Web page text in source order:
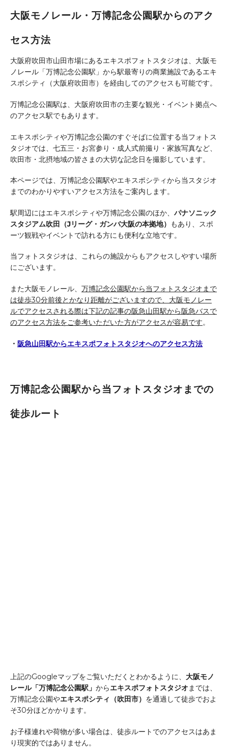
大阪モノレール・万博記念公園駅からのアク
セス方法
大阪府吹田市山田市場にあるエキスポフォトスタジオは、大阪モ
ノレール「万博記念公園駅」から駅最寄りの商業施設であるエキ
スポシティ（大阪府吹田市）を経由してのアクセスも可能です。
万博記念公園駅は、大阪府吹田市の主要な観光・イベント拠点へ
のアクセス駅でもあります。
エキスポシティや万博記念公園のすぐそばに位置する当フォトス
タジオでは、七五三・お宮参り・成人式前撮り・家族写真など、
吹田市・北摂地域の皆さまの大切な記念日を撮影しています。
本ページでは、万博記念公園駅やエキスポシティから当スタジオ
までのわかりやすいアクセス方法をご案内します。
駅周辺にはエキスポシティや万博記念公園のほか、 パナソニック
スタジアム吹田（Jリーグ・ガンバ大阪の本拠地） もあり、スポ
ーツ観戦やイベントで訪れる方にも便利な立地です。
当フォトスタジオは、これらの施設からもアクセスしやすい場所
にございます。
また大阪モノレール、 万博記念公園駅から当フォトスタジオまで
は徒歩30分前後とかなり距離がございますので、大阪モノレー
ルでアクセスされる際は下記の記事の阪急山田駅から阪急バスで
のアクセス方法をご参考いただいた方がアクセスが容易です。
・ 阪急山田駅からエキスポフォトスタジオへのアクセス方法
万博記念公園駅から当フォトスタジオまでの
徒歩ルート
上記のGoogleマップをご覧いただくとわかるように、 大阪モノ
レール「万博記念公園駅」 からエキスポフォトスタジオまでは、
万博記念公園やエキスポシティ（吹田市） を通過して徒歩でおよ
そ30分ほどかかります。
お子様連れや荷物が多い場合は、徒歩ルートでのアクセスはあま
り現実的ではありません。